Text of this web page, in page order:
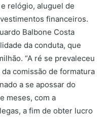
relógio, aluguel de
financeiros.
Balbone Costa
da conduta, que
“A ré se prevaleceu
comissão de formatura
a se apossar do
meses, com a
a fim de obter lucro